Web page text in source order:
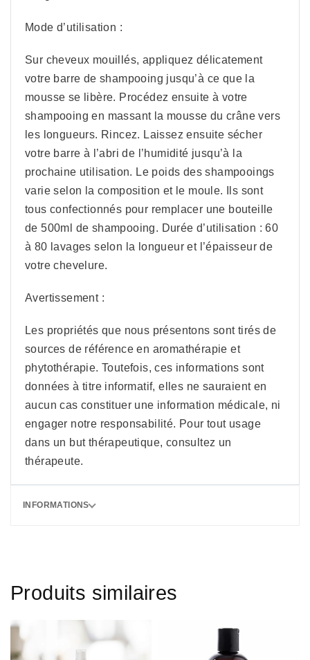
Mode d’utilisation :
Sur cheveux mouillés, appliquez délicatement
votre barre de shampooing jusqu’à ce que la
mousse se libère. Procédez ensuite à votre
shampooing en massant la mousse du crâne vers
les longueurs. Rincez. Laissez ensuite sécher
votre barre à l’abri de l’humidité jusqu’à la
prochaine utilisation. Le poids des shampooings
varie selon la composition et le moule. Ils sont
tous confectionnés pour remplacer une bouteille
de 500ml de shampooing. Durée d’utilisation : 60
à 80 lavages selon la longueur et l’épaisseur de
votre chevelure.
Avertissement :
Les propriétés que nous présentons sont tirés de
sources de référence en aromathérapie et
phytothérapie. Toutefois, ces informations sont
données à titre informatif, elles ne sauraient en
aucun cas constituer une information médicale, ni
engager notre responsabilité. Pour tout usage
dans un but thérapeutique, consultez un
thérapeute.
INFORMATIONS
Produits similaires